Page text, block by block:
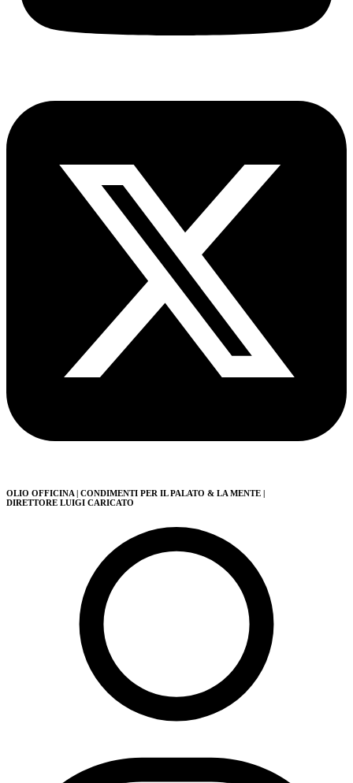
OLIO OFFICINA | CONDIMENTI PER IL PALATO & LA MENTE |
DIRETTORE LUIGI CARICATO